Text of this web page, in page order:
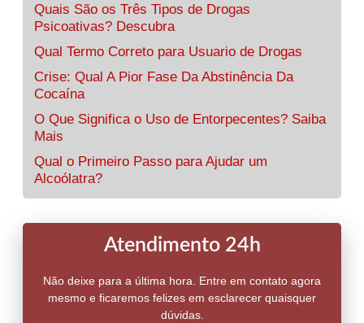
Quais São os Três Tipos de Drogas
Psicoativas? Descubra
Qual Termo Correto para Usuario de Drogas
Crise: Qual A Pior Fase Da Abstinência Da
Cocaína
O Que Significa o Uso de Entorpecentes? Saiba
Mais
Qual o Primeiro Passo para Ajudar um
Alcoólatra?
Atendimento 24h
Não deixe para a última hora. Entre em contato agora
mesmo e ficaremos felizes em esclarecer quaisquer
dúvidas.